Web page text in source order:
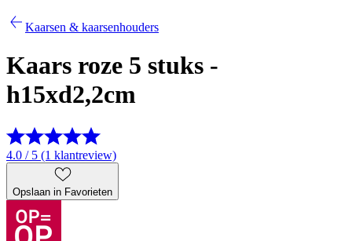
Kaarsen & kaarsenhouders
Kaars roze 5 stuks -
h15xd2,2cm
4.0 / 5 (1 klantreview)
Opslaan in Favorieten